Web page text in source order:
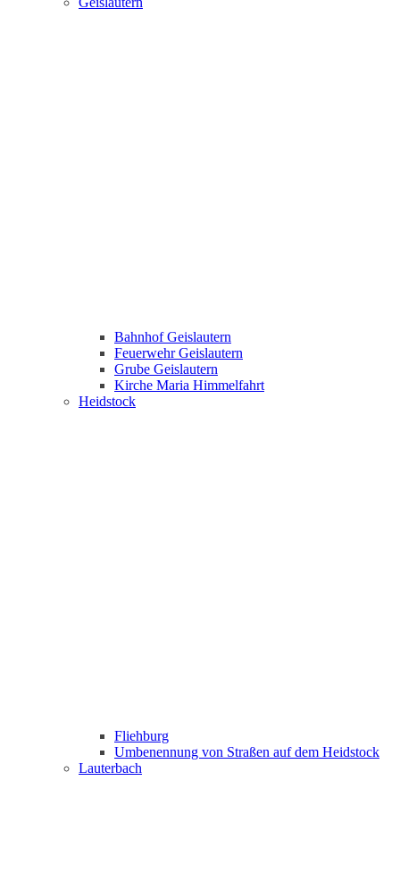
Bahnhof Geislautern
Feuerwehr Geislautern
Grube Geislautern
Kirche Maria Himmelfahrt
Heidstock
Fliehburg
Umbenennung von Straßen auf dem Heidstock
Lauterbach